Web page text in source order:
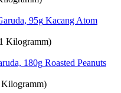
Kacang Atom
Kilogramm)
Roasted Peanuts